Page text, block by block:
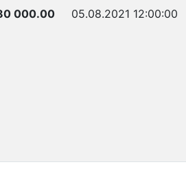
000.00 05.08.2021 12:00:00